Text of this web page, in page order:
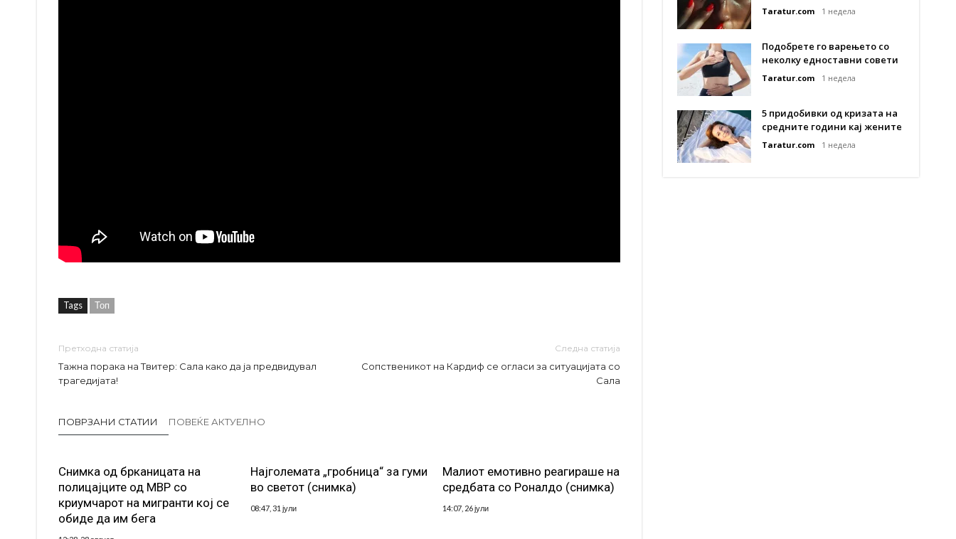
Tags Топ
Претходна статија
Тажна порака на Твитер: Сала како да ја предвидувал
трагедијата!
Следна статија
Сопственикот на Кардиф се огласи за ситуацијата со
Сала
ПОВРЗАНИ СТАТИИ ПОВЕЌЕ АКТУЕЛНО
Снимка од брканицата на
полицајците од МВР со
криумчарот на мигранти кој се
обиде да им бега
Најголемата „гробница“ за гуми
во светот (снимка)
08:47, 31 јули
Малиот емотивно реагираше на
средбата со Роналдо (снимка)
14:07, 26 јули
Taratur.com 1 недела
Подобрете го варењето со
неколку едноставни совети
Taratur.com 1 недела
5 придобивки од кризата на
средните години кај жените
Taratur.com 1 недела